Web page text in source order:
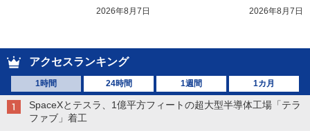
2026年8月7日 2026年8月7日
アクセスランキング
1時間 24時間 1週間 1カ月
SpaceXとテスラ、1億平方フィートの超大型半導体工場「テラ
ファブ」着工